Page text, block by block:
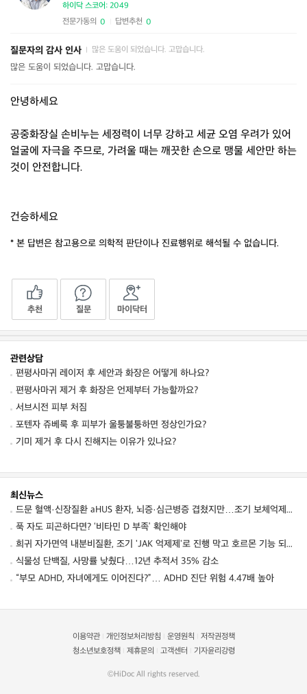
하이닥 스코어: 2049
전문가동의 0 답변추천 0
질문자의 감사 인사 많은 도움이 되었습니다. 고맙습니다.
많은 도움이 되었습니다. 고맙습니다.
안녕하세요
공중화장실 손비누는 세정력이 너무 강하고 세균 오염 우려가 있어
얼굴에 자극을 주므로, 가려울 때는 깨끗한 손으로 맹물 세안만 하는
것이 안전합니다.
건승하세요
* 본 답변은 참고용으로 의학적 판단이나 진료행위로 해석될 수 없습니다.
추천 질문 마이닥터
관련상담
편평사마귀 레이저 후 세안과 화장은 어떻게 하나요?
편평사마귀 제거 후 화장은 언제부터 가능할까요?
서브시전 피부 처짐
포텐자 쥬베룩 후 피부가 울퉁불퉁하면 정상인가요?
기미 제거 후 다시 진해지는 이유가 있나요?
최신뉴스
드문 혈액·신장질환 aHUS 환자, 뇌증·심근병증 겹쳤지만…조기 보체억제치료로 신경학적 회복 보여
푹 자도 피곤하다면? ‘비타민 D 부족’ 확인해야
희귀 자가면역 내분비질환, 조기 'JAK 억제제'로 진행 막고 호르몬 기능 되살렸다
식물성 단백질, 사망률 낮췄다…12년 추적서 35% 감소
“부모 ADHD, 자녀에게도 이어진다?”… ADHD 진단 위험 4.47배 높아
이용약관 개인정보처리방침 운영원칙
저작권정책
청소년보호정책
제휴문의 고객센터 기자윤리강령
©HiDoc All rights reserved.